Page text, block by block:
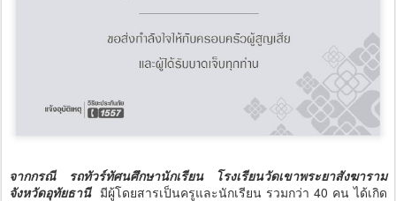
จากกรณี รถทัวร์ทัศนศึกษานักเรียน โรงเรียนวัดเขาพระยาสังฆาราม
จังหวัดอุทัยธานีมีผู้โดยสารเป็นครูและนักเรียน รวมกว่า 40 คน ได้เกิด